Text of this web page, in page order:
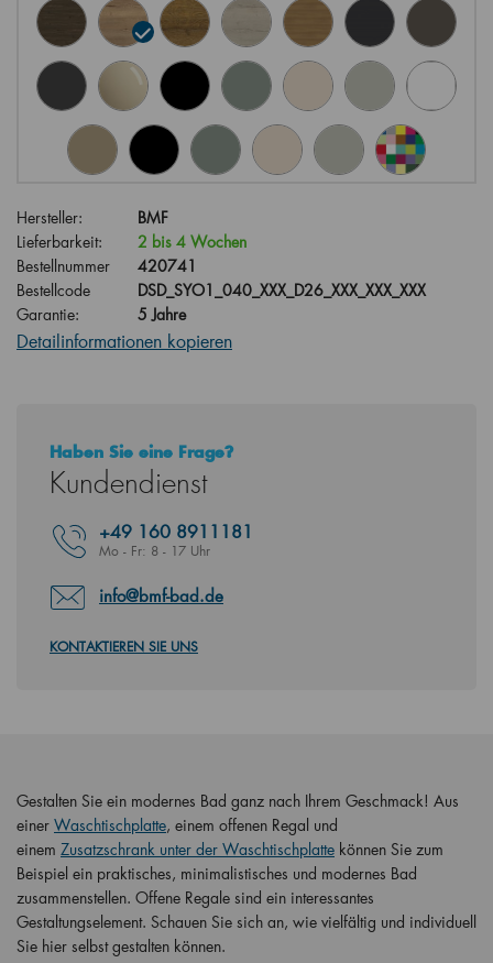
Hersteller:
BMF
Lieferbarkeit:
2 bis 4 Wochen
Bestellnummer
420741
Bestellcode
DSD_SYO1_040_XXX_D26_XXX_XXX_XXX
Garantie:
5 Jahre
Detailinformationen kopieren
Haben Sie eine Frage?
Kundendienst
+49 160 8911181
Mo - Fr: 8 - 17 Uhr
info@bmf-bad.de
KONTAKTIEREN SIE UNS
Gestalten Sie ein modernes Bad ganz nach Ihrem Geschmack! Aus
einer Waschtischplatte, einem offenen Regal und
einem Zusatzschrank unter der Waschtischplatte können Sie zum
Beispiel ein praktisches, minimalistisches und modernes Bad
zusammenstellen. Offene Regale sind ein interessantes
Gestaltungselement. Schauen Sie sich an, wie vielfältig und individuell
Sie hier selbst gestalten können.